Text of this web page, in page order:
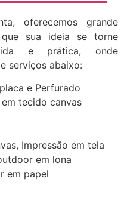
oferecemos grande
sua ideia se torne
e prática, onde
serviços abaixo:
e Perfurado
em tecido canvas
Impressão em tela
em lona
em papel